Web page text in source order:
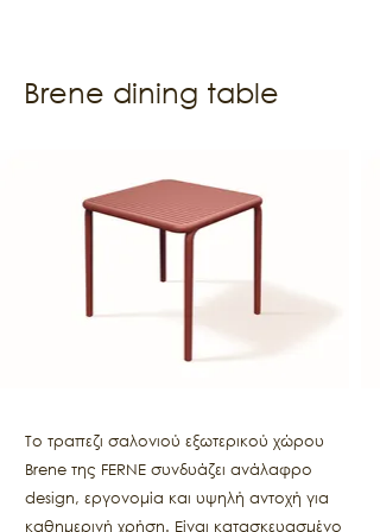
Brene dining table
Το τραπεζι σαλονιού εξωτερικού χώρου
Brene της FERNE συνδυάζει ανάλαφρο
design, εργονομία και υψηλή αντοχή για
καθημερινή χρήση. Είναι κατασκευασμένο